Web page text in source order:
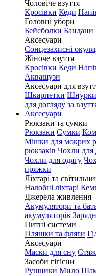
Чоловіче взуття
Кросівки Кеди
Головні убори
Бейсболки Бандани
Аксесуари
Сонцезахисні
Жіноче взуття
Кросівки Кеди
Аквашузи
Аксесуари для
Шкарпетки Шнурки
для догляду за
Аксесуари
Рюкзаки та сумки
Рюкзаки Сумки
Мішки для мокрих
рюкзаків Чохли для
Чохли для одягу
пряжки
Ліхтарі та
Налобні ліхтарі
Джерела живлення
Акумулятори та
акумуляторів
Питні системи
Пляшки та фляги
Аксесуари
Маски для сну
Засоби гігієни
Рушники Мило